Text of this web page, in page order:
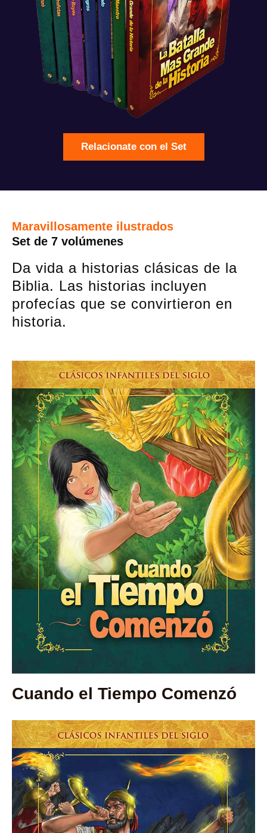
Relacionate con el Set
Maravillosamente ilustrados
Set de 7 volúmenes
Da vida a historias clásicas de la
Biblia. Las historias incluyen
profecías que se convirtieron en
historia.
Cuando el Tiempo Comenzó